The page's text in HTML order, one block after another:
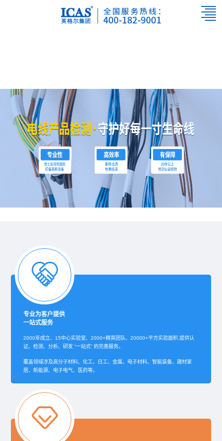
专业为客户提供
一站式服务
2000年成立、15中心实验室、2000+精英团队、20000+平方实验面积,提供认
证、检测、分析、研发 “一站式” 的完善服务。
覆盖领域涉及高分子材料、化工、日工、金属、电子材料、智能装备、建材家
居、新能源、电子电气、医药等。